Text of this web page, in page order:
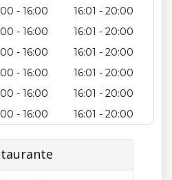
- 16:00
16:01 - 20:00
- 16:00
16:01 - 20:00
- 16:00
16:01 - 20:00
- 16:00
16:01 - 20:00
- 16:00
16:01 - 20:00
- 16:00 16:01 - 20:00